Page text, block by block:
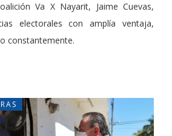
Va X Nayarit, Jaime Cuevas,
electorales con amplía ventaja,
constantemente.